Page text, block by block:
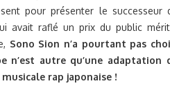
pour présenter le successeur
avait raflé un prix du public
Sono Sion n’a pourtant pas
n’est autre qu’une adaptation
rap japonaise !